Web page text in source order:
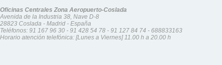
Oficinas Centrales Zona Aeropuerto-Coslada
Avenida de la Industria 38, Nave D-8
28823 Coslada - Madrid - España
Teléfonos: 91 167 96 30 - 91 428 54 78 - 91 127 84 74 - 688833163
Horario atención telefónica: [Lunes a Viernes] 11.00 h a 20.00 h